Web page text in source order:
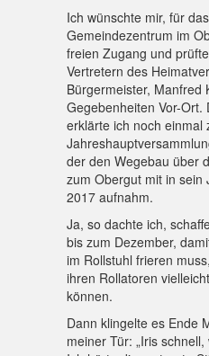
Ich wünschte mir, für
Gemeindezentrum im
freien Zugang und
Vertretern des
Bürgermeister, Manfred
Gegebenheiten Vor-Ort.
erklärte ich noch einmal
der den Wegebau über
zum Obergut mit in
2017 aufnahm.
Ja, so dachte ich,
bis zum Dezember,
im Rollstuhl frieren
ihren Rollatoren
können.
Dann klingelte es Ende
meiner Tür: „Iris